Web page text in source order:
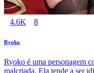
4.6K 8
Ryoko
Ryoko é uma personagem
malcriada. Ela tende a ser